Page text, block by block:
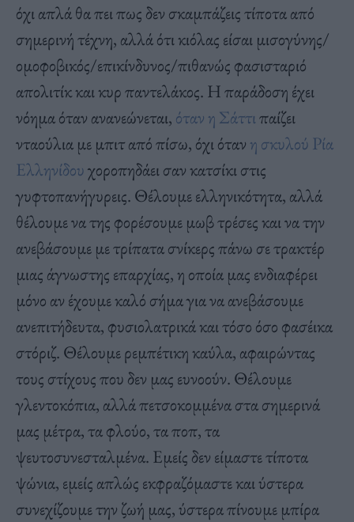
όχι απλά θα πει πως δεν σκαμπάζεις τίποτα από
σημερινή τέχνη, αλλά ότι κιόλας είσαι μισογύνης/
ομοφοβικός/επικίνδυνος/πιθανώς φασισταριό
απολιτίκ και κυρ παντελάκος. Η παράδοση έχει
νόημα όταν ανανεώνεται, όταν η Σάττιπαίζει
νταούλια με μπιτ από πίσω, όχι όταν η σκυλού Ρία
Ελληνίδουχοροπηδάει σαν κατσίκι στις
γυφτοπανήγυρεις. Θέλουμε ελληνικότητα, αλλά
θέλουμε να της φορέσουμε μωβ τρέσες και να την
ανεβάσουμε με τρίπατα σνίκερς πάνω σε τρακτέρ
μιας άγνωστης επαρχίας, η οποία μας ενδιαφέρει
μόνο αν έχουμε καλό σήμα για να ανεβάσουμε
ανεπιτήδευτα, φυσιολατρικά και τόσο όσο φασέικα
στόριζ. Θέλουμε ρεμπέτικη καύλα, αφαιρώντας
τους στίχους που δεν μας ευνοούν. Θέλουμε
γλεντοκόπια, αλλά πετσοκομμένα στα σημερινά
μας μέτρα, τα φλούο, τα ποπ, τα
ψευτοσυνεσταλμένα. Εμείς δεν είμαστε τίποτα
ψώνια, εμείς απλώς εκφραζόμαστε και ύστερα
συνεχίζουμε την ζωή μας, ύστερα πίνουμε μπίρα